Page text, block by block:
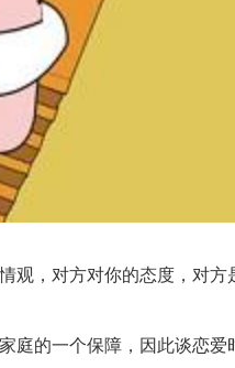
，对方对你的态度，对方
的一个保障，因此谈恋爱